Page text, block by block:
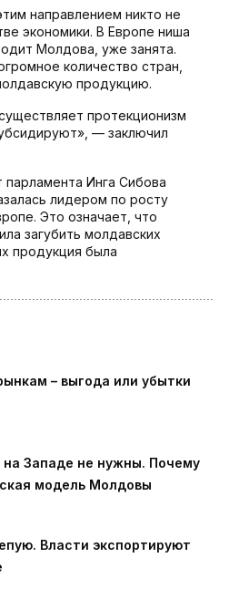
направлением никто не
экономики. В Европе ниша
Молдова, уже занята.
количество стран,
продукцию.
протекционизм
— заключил
Инга Сибова
лидером по росту
Это означает, что
загубить молдавских
продукция была
– выгода или убытки
на Западе не нужны. Почему
модель Молдовы
Власти экспортируют